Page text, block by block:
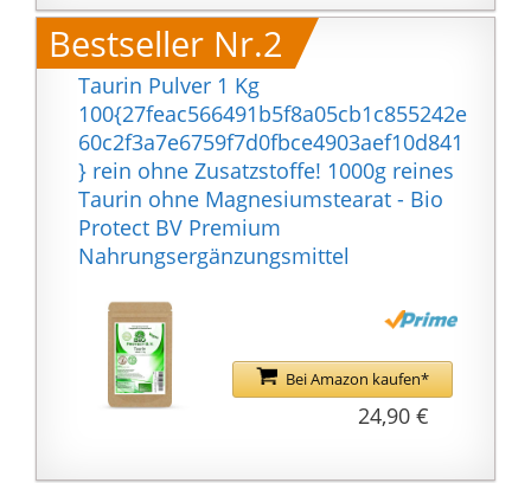
Ihnen mehr Energie
verleihen und sorgt für
einen aktiven Alltag. Mit
180 Kapseln haben Sie
einen Vorrat für 3
Monate und besonders
beim Sport oder
Homeworkout sind
diese Aminosäuren
Kapseln
Produktqualität & Ohne
Zusatzstoffe - Für uns
steht Qualität an erster
Stelle. Alle Zutaten
Bestseller Nr.2
Taurin Pulver 1 Kg
100{27feac566491b5f8a05cb1c855242e
60c2f3a7e6759f7d0fbce4903aef10d841
} rein ohne Zusatzstoffe! 1000g reines
Taurin ohne Magnesiumstearat - Bio
Protect BV Premium
Nahrungsergänzungsmittel
Bei Amazon kaufen*
24,90 €